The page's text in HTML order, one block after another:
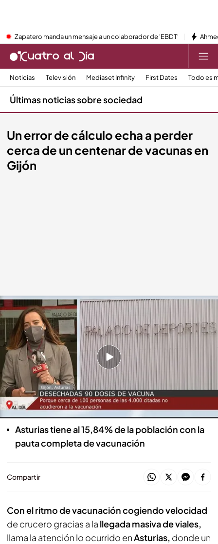
Zapatero manda un mensaje a un colaborador de 'EBDT'
Noticias Televisión Mediaset Infinity First Dates Todo es
Últimas noticias sobre sociedad
Un error de cálculo echa a perder
cerca de un centenar de vacunas en
Gijón
Un error de cálculo echa a perder cerca de un centenar de vacunas en Gijón
Cuatro Al Día
02 MAY 2021 - 15:20h.
Los sanitarios fueron preparando las
inyecciones
Al no acudir todas las personas citadas, esas
dosis, se perdieron
Asturias tiene al 15,84% de la población con la
pauta completa de vacunación
Compartir
Con el ritmo de vacunación cogiendo velocidad
de crucero gracias a la llegada masiva de viales,
llama la atención lo ocurrido enAsturias, donde un